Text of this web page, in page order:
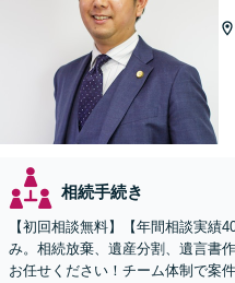
相続手続き
【初回相談無料】【年間相談実績
み。相続放棄、遺産分割、遺言書
お任せください！チーム体制で案